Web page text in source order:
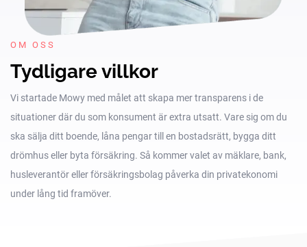
OM OSS
Tydligare villkor
Vi startade Mowy med målet att skapa mer transparens i de
situationer där du som konsument är extra utsatt. Vare sig om du
ska sälja ditt boende, låna pengar till en bostadsrätt, bygga ditt
drömhus eller byta försäkring. Så kommer valet av mäklare, bank,
husleverantör eller försäkringsbolag påverka din privatekonomi
under lång tid framöver.